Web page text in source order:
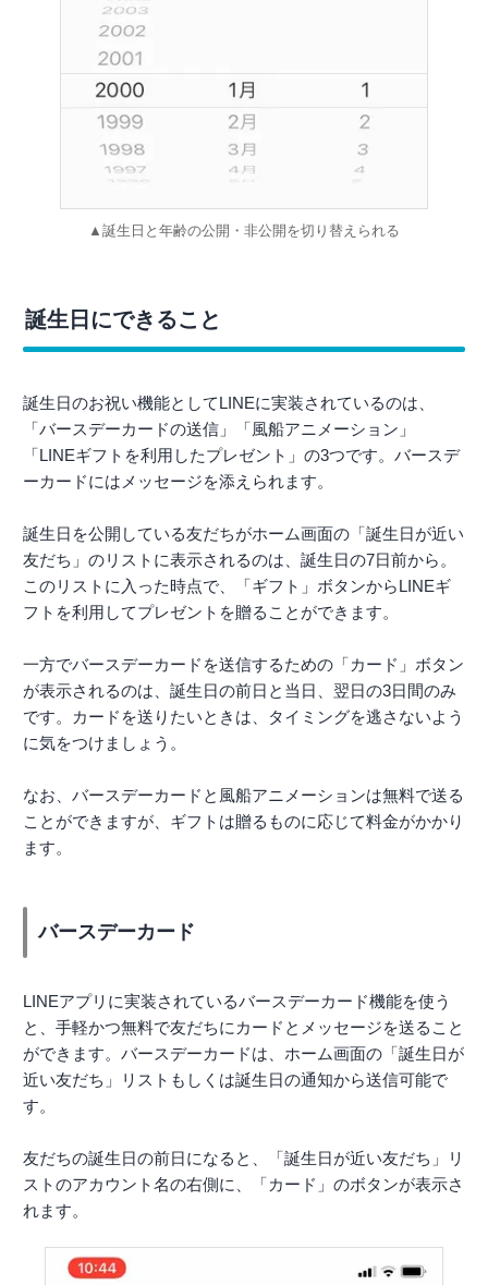
▲誕生日と年齢の公開・非公開を切り替えられる
誕生日にできること
誕生日のお祝い機能としてLINEに実装されているのは、
「バースデーカードの送信」「風船アニメーション」
「LINEギフトを利用したプレゼント」の3つです。バースデ
ーカードにはメッセージを添えられます。
誕生日を公開している友だちがホーム画面の「誕生日が近い
友だち」のリストに表示されるのは、誕生日の7日前から。
このリストに入った時点で、「ギフト」ボタンからLINEギ
フトを利用してプレゼントを贈ることができます。
一方でバースデーカードを送信するための「カード」ボタン
が表示されるのは、誕生日の前日と当日、翌日の3日間のみ
です。カードを送りたいときは、タイミングを逃さないよう
に気をつけましょう。
なお、バースデーカードと風船アニメーションは無料で送る
ことができますが、ギフトは贈るものに応じて料金がかかり
ます。
バースデーカード
LINEアプリに実装されているバースデーカード機能を使う
と、手軽かつ無料で友だちにカードとメッセージを送ること
ができます。バースデーカードは、ホーム画面の「誕生日が
近い友だち」リストもしくは誕生日の通知から送信可能で
す。
友だちの誕生日の前日になると、「誕生日が近い友だち」リ
ストのアカウント名の右側に、「カード」のボタンが表示さ
れます。